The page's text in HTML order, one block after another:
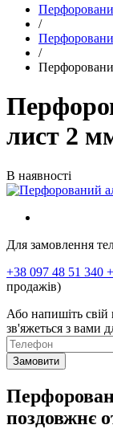
/
/
лист 2
В наявності
Для замовлення
+38 097 48 51 340
продажів)
Або напишіть
зв'яжеться з вами
Замовити
поздовжнє